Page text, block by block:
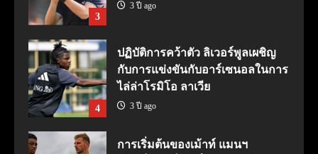
3
3 ปี ago
4
ปฏิบัติการคว้าตัว ลิเวอร์พูลเผชิญ
กับการแข่งขันกับอาร์เซนอลในการ
ไล่ล่าโรมิโอ ลาเวีย
3 ปี ago
การเริ่มต้นของเม้าท์ แมนฯ